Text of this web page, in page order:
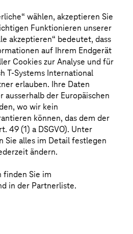
Deutschland-Stack
„Sovereign Partner Cloud
wählen, akzeptieren Sie
Funktionieren unserer
akzeptieren“ bedeutet, dass
auf Ihrem Endgerät
Cookies zur Analyse und für
T-Systems International
erlauben. Ihre Daten
ausserhalb der Europäischen
wo wir kein
können, das dem der
49 (1) a DSGVO). Unter
Sie alles im Detail festlegen
ändern.
Sie im
in der Partnerliste.